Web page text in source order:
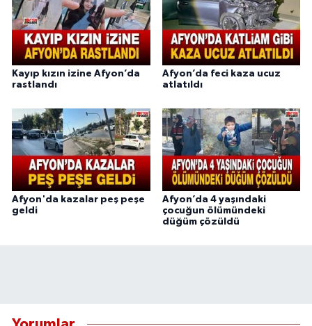
Kayıp kızın izine Afyon’da
rastlandı
Afyon’da feci kaza ucuz
atlatıldı
Afyon'da kazalar peş peşe
geldi
Afyon’da 4 yaşındaki
çocuğun ölümündeki
düğüm çözüldü